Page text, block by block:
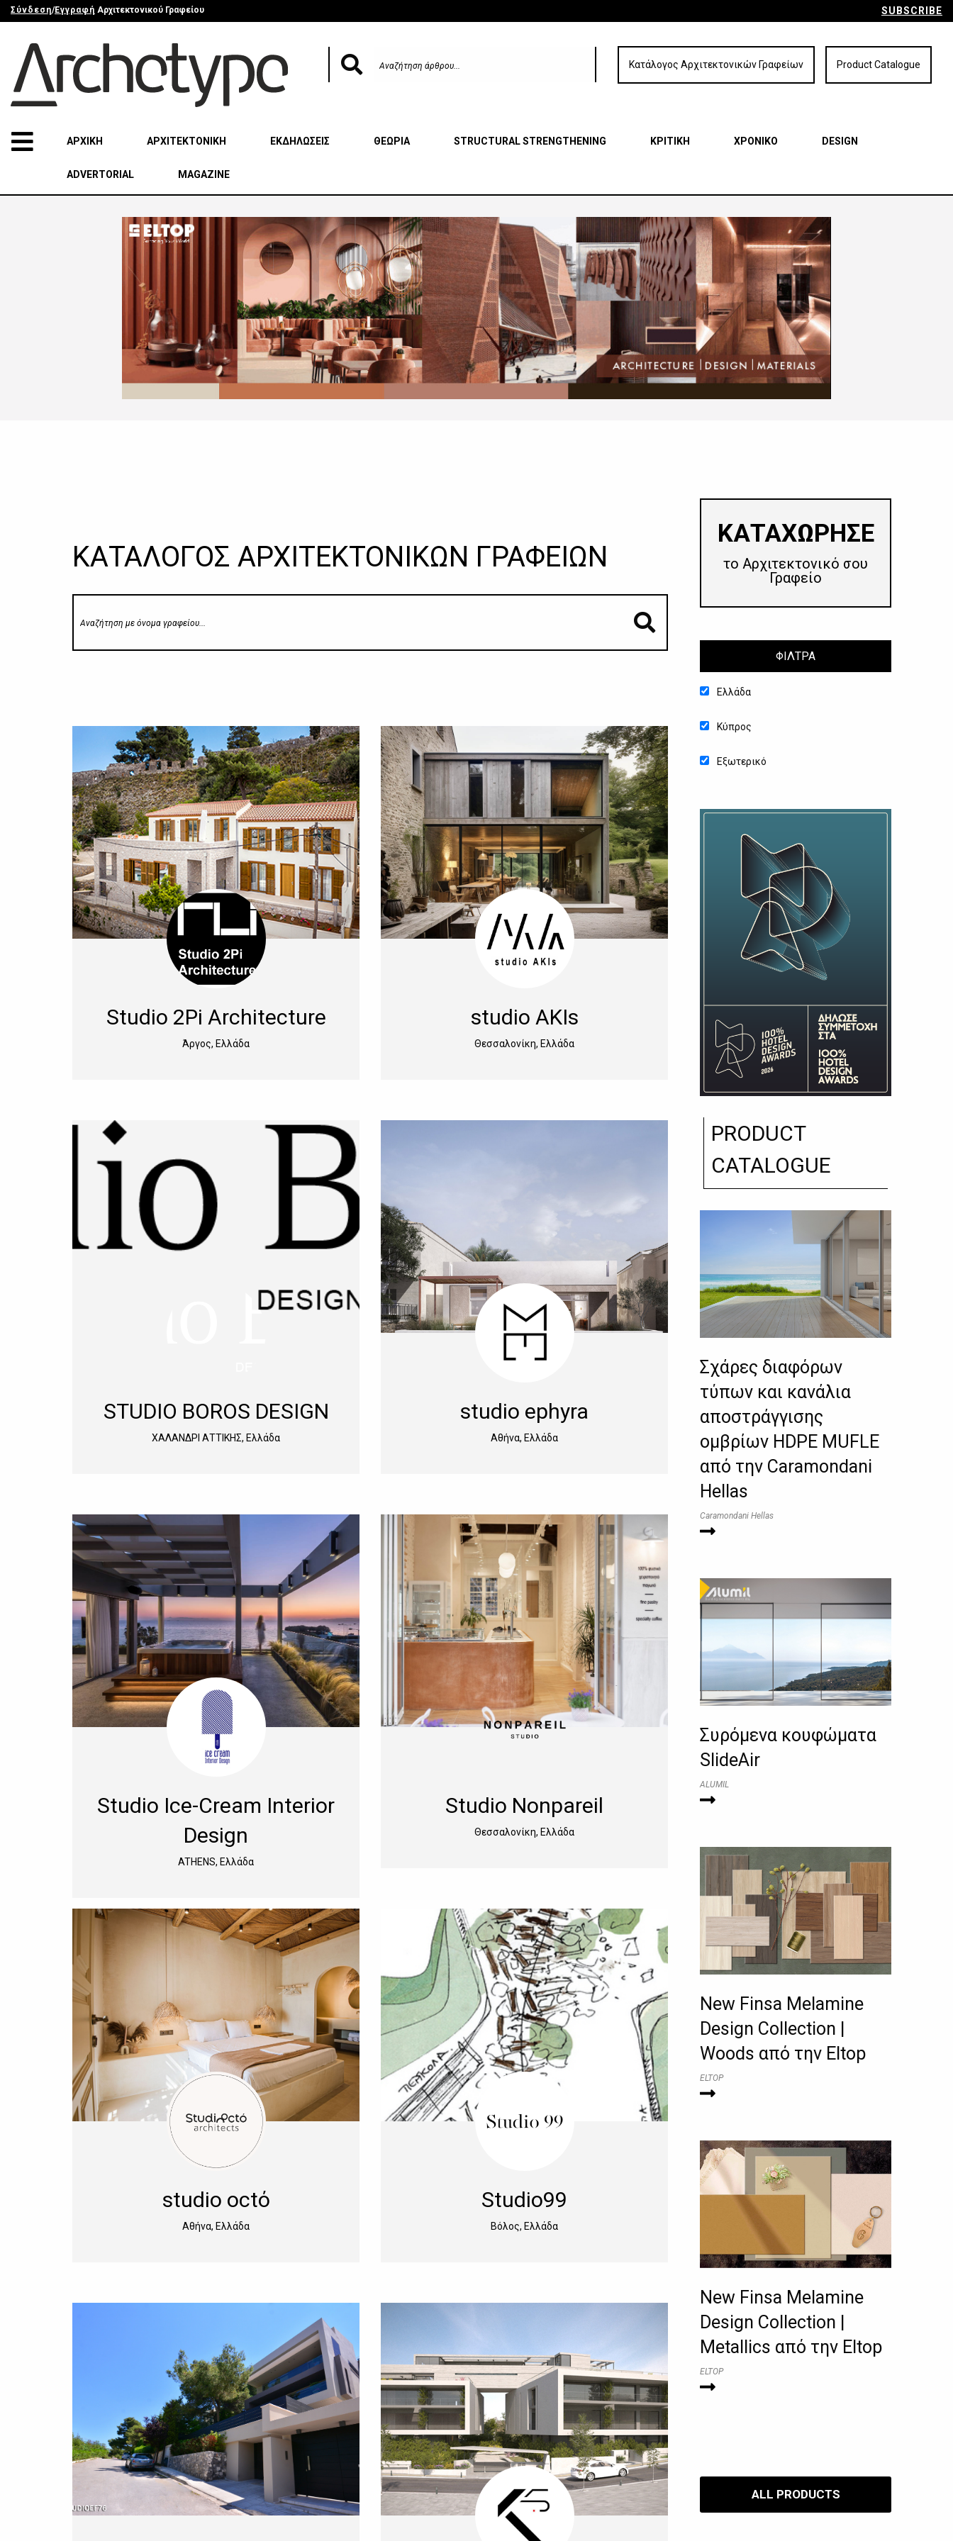
Σύνδεση/Εγγραφή Αρχιτεκτονικού Γραφείου SUBSCRIBE
Κατάλογος Αρχιτεκτονικών Γραφείων Product Catalogue
ΑΡΧΙΚΗ ΑΡΧΙΤΕΚΤΟΝΙΚΗ ΕΚΔΗΛΩΣΕΙΣ ΘΕΩΡΙΑ STRUCTURAL STRENGTHENING ΚΡΙΤΙΚΗ ΧΡΟΝΙΚΟ DESIGN
ADVERTORIAL MAGAZINE
ΚΑΤΑΛΟΓΟΣ ΑΡΧΙΤΕΚΤΟΝΙΚΩΝ ΓΡΑΦΕΙΩΝ
Studio 2Pi Architecture
Άργος, Ελλάδα
studio AKIs
Θεσσαλονίκη, Ελλάδα
STUDIO BOROS DESIGN
ΧΑΛΑΝΔΡΙ ΑΤΤΙΚΗΣ, Ελλάδα
studio ephyra
Αθήνα, Ελλάδα
Studio Ice-Cream Interior
Design
ATHENS, Ελλάδα
Studio Nonpareil
Θεσσαλονίκη, Ελλάδα
studio octό
Αθήνα, Ελλάδα
Studio99
Βόλος, Ελλάδα
​ΚΑΤΑΧΩΡΗΣΕ
το Αρχιτεκτονικό σου
Γραφείο
ΦΙΛΤΡΑ
Ελλάδα
Κύπρος
Εξωτερικό
PRODUCT
CATALOGUE
Σχάρες διαφόρων
τύπων και κανάλια
αποστράγγισης
ομβρίων HDPE MUFLE
από την Caramondani
Hellas
Caramondani Hellas
Συρόμενα κουφώματα
SlideAir
ALUMIL
New Finsa Melamine
Design Collection |
Woods από την Eltop
ELTOP
New Finsa Melamine
Design Collection |
Metallics από την Eltop
ELTOP
ALL PRODUCTS